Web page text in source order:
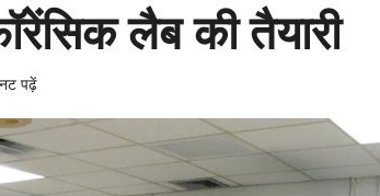
लैब की तैयारी
पढ़ें